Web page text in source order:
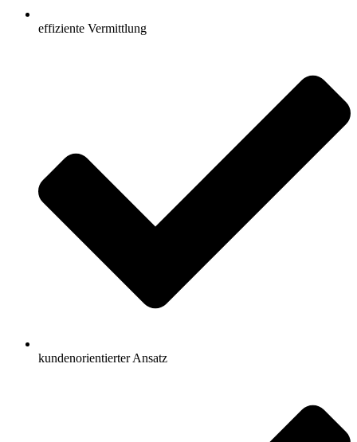
effiziente Vermittlung
kundenorientierter Ansatz